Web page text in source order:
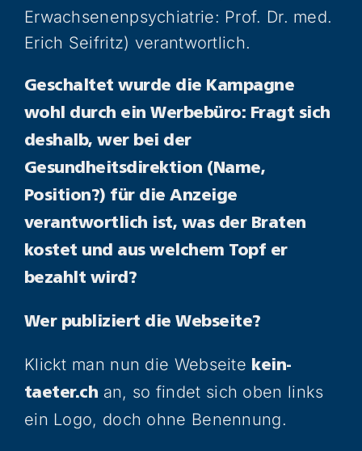
Erwachsenenpsychiatrie: Prof. Dr. med.
Erich Seifritz) verantwortlich.
Geschaltet wurde die Kampagne
wohl durch ein Werbebüro: Fragt sich
deshalb, wer bei der
Gesundheitsdirektion (Name,
Position?) für die Anzeige
verantwortlich ist, was der Braten
kostet und aus welchem Topf er
bezahlt wird?
Wer publiziert die Webseite?
Klickt man nun die Webseite kein-
taeter.ch an, so findet sich oben links
ein Logo, doch ohne Benennung.